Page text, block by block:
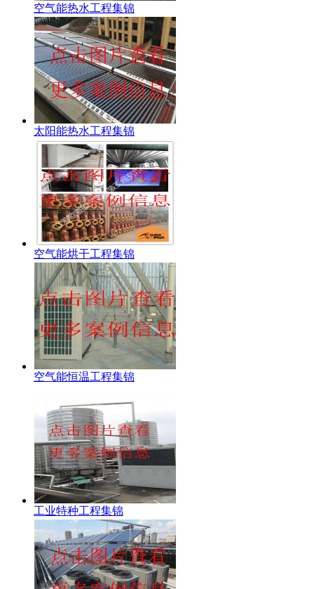
空气能热水工程集锦
太阳能热水工程集锦
空气能烘干工程集锦
空气能恒温工程集锦
工业特种工程集锦